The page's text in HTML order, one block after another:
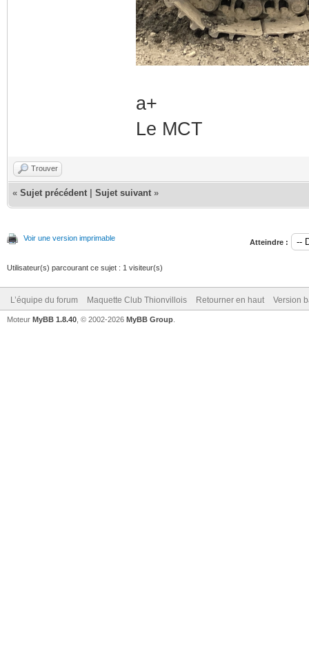
a+
Le MCT
Trouver
« Sujet précédent Sujet suivant »
Voir une version imprimable Atteindre :
Utilisateur(s) parcourant ce sujet : 1 visiteur(s)
L’équipe du forum Maquette Club Thionvillois Retourner en haut Version
Moteur MyBB 1.8.40 , © 2002-2026 MyBB Group